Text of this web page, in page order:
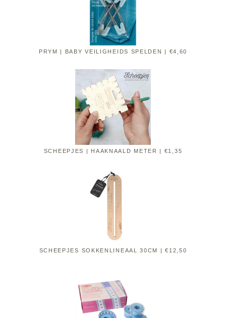
PRYM | BABY VEILIGHEIDS SPELDEN | €4,60
SCHEEPJES | HAAKNAALD METER | €1,35
SCHEEPJES SOKKENLINEAAL 30CM | €12,50